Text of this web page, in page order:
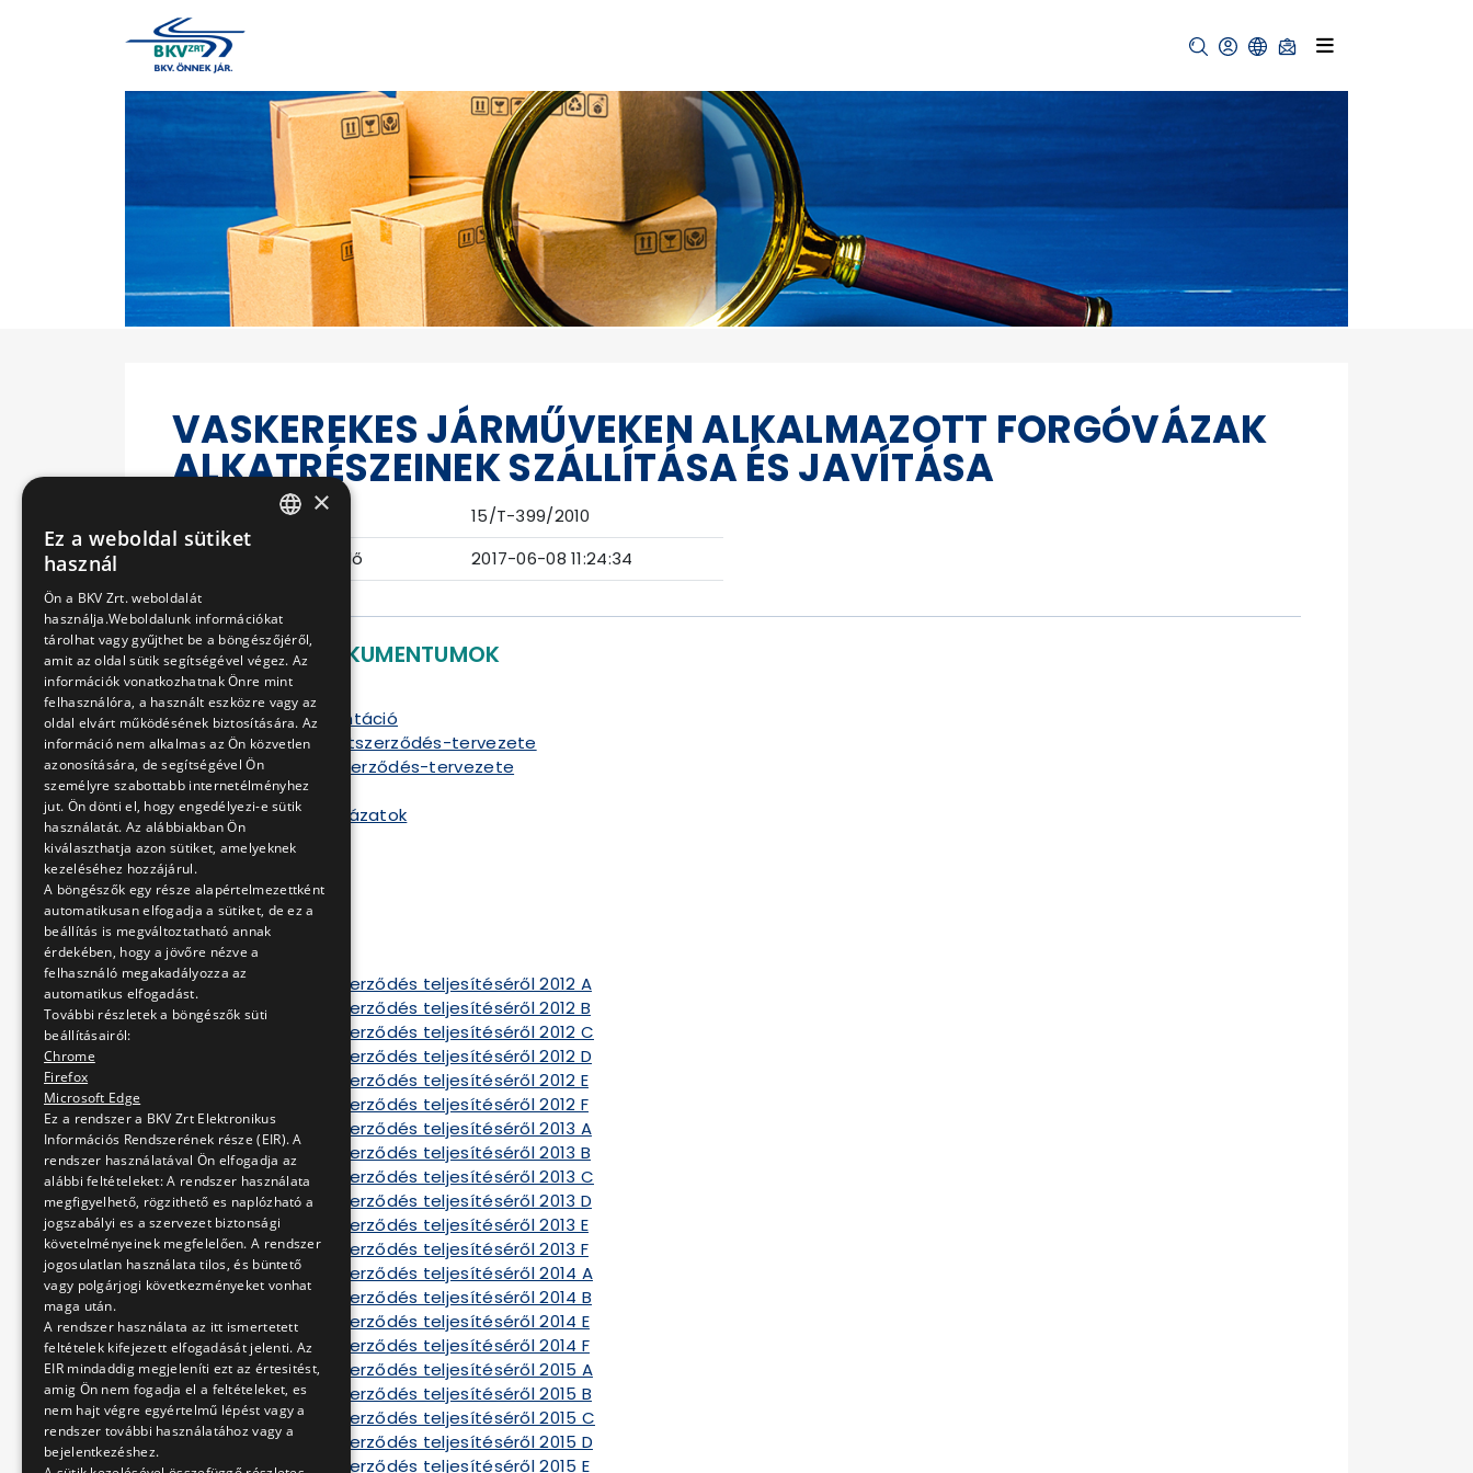
VASKEREKES JÁRMŰVEKEN ALKALMAZOTT FORGÓVÁZAK
ALKATRÉSZEINEK SZÁLLÍTÁSA ÉS JAVÍTÁSA
Eljárás száma
15/T-399/2010
Ajánlattételi határidő
2017-06-08 11:24:34
LETÖLTHETŐ DOKUMENTUMOK
Ajánlati felhívás
Ajánlati dokumentáció
Vállalkozási Keretszerződés-tervezete
Szállítási Keretszerződés-tervezete
Mellékletek
Részenkénti táblázatok
Szerződés A
Szerződés B
Szerződés C
Szerződés D
Szerződés E
Szerződés F
Tájékoztató a szerződés teljesítéséről 2012 A
Tájékoztató a szerződés teljesítéséről 2012 B
Tájékoztató a szerződés teljesítéséről 2012 C
Tájékoztató a szerződés teljesítéséről 2012 D
Tájékoztató a szerződés teljesítéséről 2012 E
Tájékoztató a szerződés teljesítéséről 2012 F
Tájékoztató a szerződés teljesítéséről 2013 A
Tájékoztató a szerződés teljesítéséről 2013 B
Tájékoztató a szerződés teljesítéséről 2013 C
Tájékoztató a szerződés teljesítéséről 2013 D
Tájékoztató a szerződés teljesítéséről 2013 E
Tájékoztató a szerződés teljesítéséről 2013 F
Tájékoztató a szerződés teljesítéséről 2014 A
Tájékoztató a szerződés teljesítéséről 2014 B
Tájékoztató a szerződés teljesítéséről 2014 E
Tájékoztató a szerződés teljesítéséről 2014 F
Tájékoztató a szerződés teljesítéséről 2015 A
Tájékoztató a szerződés teljesítéséről 2015 B
Tájékoztató a szerződés teljesítéséről 2015 C
Tájékoztató a szerződés teljesítéséről 2015 D
Tájékoztató a szerződés teljesítéséről 2015 E
×
Ez a weboldal sütiket
használ
Ön a BKV Zrt. weboldalát
használja.Weboldalunk információkat
tárolhat vagy gyűjthet be a böngészőjéről,
amit az oldal sütik segítségével végez. Az
információk vonatkozhatnak Önre mint
felhasználóra, a használt eszközre vagy az
oldal elvárt működésének biztosítására. Az
információ nem alkalmas az Ön közvetlen
azonosítására, de segítségével Ön
személyre szabottabb internetélményhez
jut. Ön dönti el, hogy engedélyezi-e sütik
használatát. Az alábbiakban Ön
kiválaszthatja azon sütiket, amelyeknek
kezeléséhez hozzájárul.
A böngészők egy része alapértelmezettként
automatikusan elfogadja a sütiket, de ez a
beállítás is megváltoztatható annak
érdekében, hogy a jövőre nézve a
felhasználó megakadályozza az
automatikus elfogadást.
További részletek a böngészők süti
beállításairól:
Chrome
Firefox
Microsoft Edge
Ez a rendszer a BKV Zrt Elektronikus
Információs Rendszerének része (EIR). A
rendszer használatával Ön elfogadja az
alábbi feltételeket: A rendszer használata
megfigyelhető, rögzithető es naplózható a
jogszabályi es a szervezet biztonsági
követelményeinek megfelelően. A rendszer
jogosulatlan használata tilos, és büntető
vagy polgárjogi következményeket vonhat
maga után.
A rendszer használata az itt ismertetett
feltételek kifejezett elfogadását jelenti. Az
EIR mindaddig megjeleníti ezt az értesitést,
amig Ön nem fogadja el a feltételeket, es
nem hajt végre egyértelmű lépést vagy a
rendszer további használatához vagy a
bejelentkezéshez.